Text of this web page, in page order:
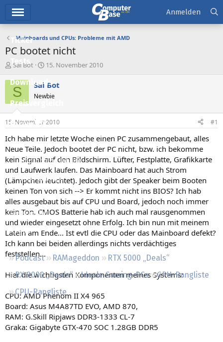
Ticker
Tests
Downloads
Preisvergleich
Forum
Aktuelles
Empfohlene Inhalte
Neue Beiträge
Neueste Aktivitäten
Leserartikel
Regeln
Podcast RAMageddon
RTX 5000 „Deals“
RX 9000 „Deals“
Ideale Gaming-PCs
GPU-Rangliste
CPU-Rangliste
Anmelden
Mainboards und CPUs: Probleme mit AMD
PC bootet nicht
E
s
t
e
e
r
Sai Bot
E
s
t
e
l
t
a
m
15. November 2010
S Sai Bot
Newbie
15. November 2010 #1
Ich habe mir letzte Woche einen PC zusammengebaut, alles
Neue Teile. Jedoch bootet der PC nicht, bzw. ich bekomme
kein Signal auf den Bildschirm. Lüfter, Festplatte, Grafikkarte
und Laufwerk laufen. Das Mainboard hat auch Strom
(Lämpchen leuchtet). Jedoch gibt der Speaker beim Booten
keinen Ton von sich --> Er kommt nicht ins BIOS? Ich hab
alles ausgebaut bis auf CPU und Board, jedoch noch immer
kein Ton. CMOS Batterie hab ich auch mal rausgenommen
und wieder eingesetzt ohne Erfolg. Ich bin nun mit meinem
Latein am Ende... Ist evtl die CPU oder das Mainboard defekt?
Ich kann bei beiden allerdings nichts verdächtiges
feststellen...
Hier die wichtigsten Komponenten meines Systems:
CPU: AMD Phenom II X4 965
Board: Asus M4A87TD EVO, AMD 870,
RAM: G.Skill Ripjaws DDR3-1333 CL-7
Graka: Gigabyte GTX-470 SOC 1.28GB DDR5